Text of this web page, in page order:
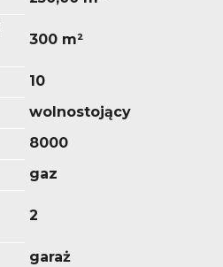
300 m²
10
wolnostojący
8000
gaz
2
garaż